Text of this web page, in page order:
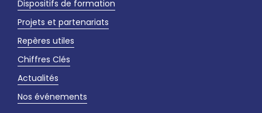
Dispositifs de formation
Projets et partenariats
Repères utiles
Chiffres Clés
Actualités
Nos événements